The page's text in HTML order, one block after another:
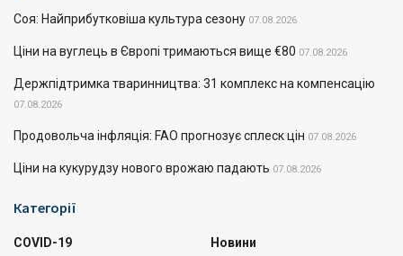
Соя: Найприбутковіша культура сезону 07.08.2026
Ціни на вуглець в Європі тримаються вище €80 07.08.2026
Держпідтримка тваринництва: 31 комплекс на компенсацію
07.08.2026
Продовольча інфляція: FAO прогнозує сплеск цін 07.08.2026
Ціни на кукурудзу нового врожаю падають 07.08.2026
Категорії
COVID-19
Новини